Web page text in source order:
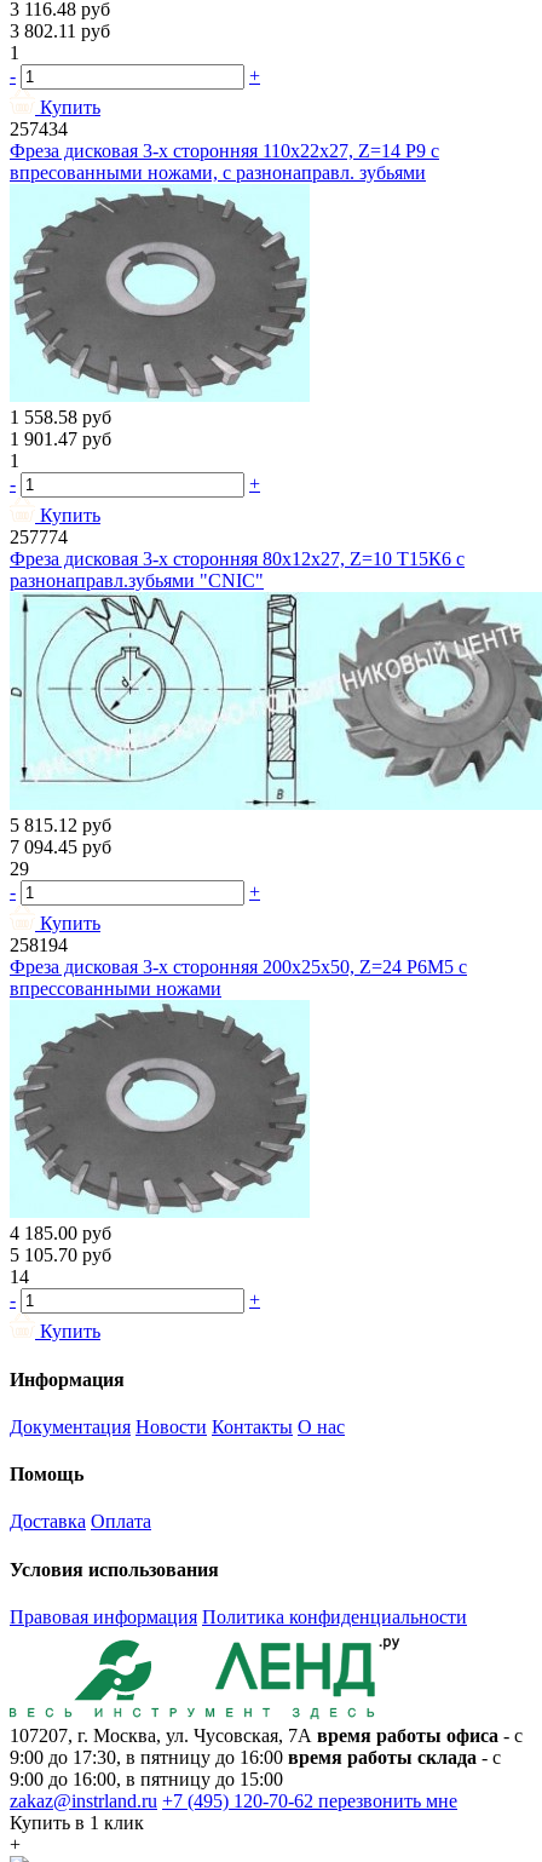
3 116.48 руб
3 802.11 руб
1
-
+
Купить
257434
Фреза дисковая 3-х сторонняя 110х22х27, Z=14 Р9 с
впресованными ножами, с разнонаправл. зубьями
1 558.58 руб
1 901.47 руб
1
-
+
Купить
257774
Фреза дисковая 3-х сторонняя 80х12х27, Z=10 Т15К6 с
разнонаправл.зубьями "CNIC"
5 815.12 руб
7 094.45 руб
29
-
+
Купить
258194
Фреза дисковая 3-х сторонняя 200х25х50, Z=24 Р6М5 с
впрессованными ножами
4 185.00 руб
5 105.70 руб
14
-
+
Купить
Информация
Документация Новости Контакты О нас
Помощь
Доставка Оплата
Условия использования
Правовая информация Политика конфиденциальности
107207, г. Москва, ул. Чусовская, 7А время работы офиса - с
9:00 до 17:30, в пятницу до 16:00 время работы склада - с
9:00 до 16:00, в пятницу до 15:00
zakaz@instrland.ru +7 (495) 120-70-62 перезвонить мне
Купить в 1 клик
+